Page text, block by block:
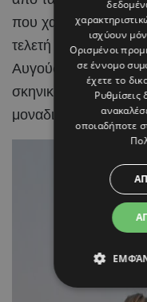
που χαρακτηρίζει
τελετή
Αυγούστου, μέσα σε
σκηνικό, με το
μοναδικά τη χαρά
ισχύουν
Ορισμένοι
σε έννομο
έχετε το
Ρυθμίσεις
οποιαδήποτε